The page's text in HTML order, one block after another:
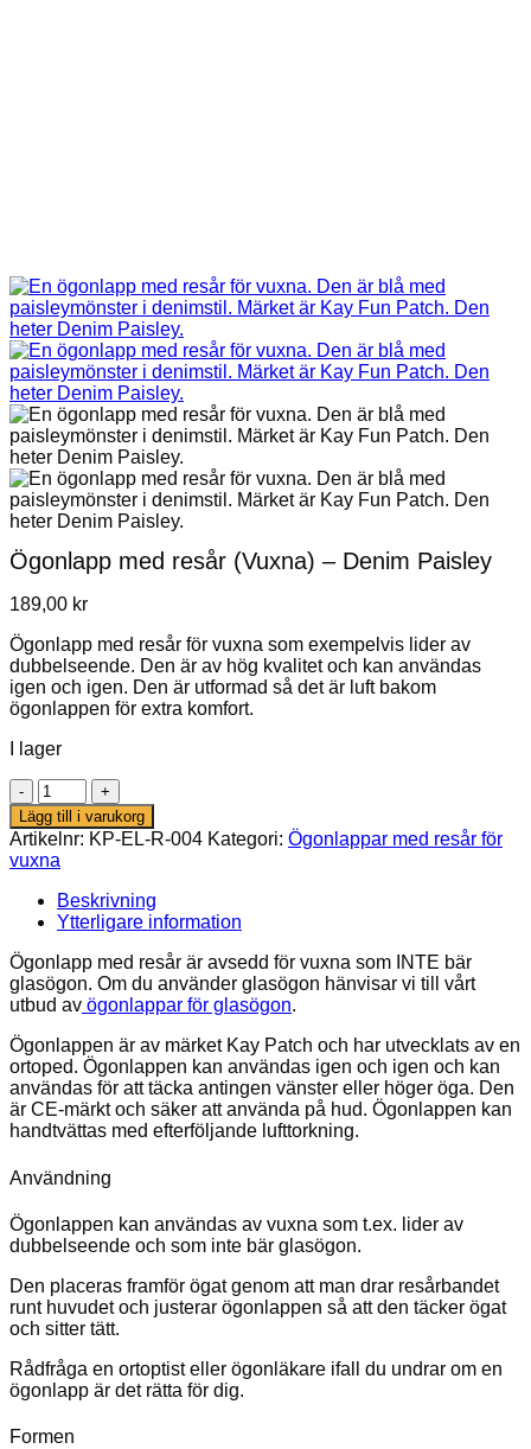
Ögonlapp med resår (Vuxna) – Denim Paisley
189,00 kr
Ögonlapp med resår för vuxna som exempelvis lider av
dubbelseende. Den är av hög kvalitet och kan användas
igen och igen. Den är utformad så det är luft bakom
ögonlappen för extra komfort.
I lager
Ögonlapp
med
resår
(Vuxna)
–
Denim
Paisley
mängd
Lägg till i varukorg
Artikelnr: KP-EL-R-004 Kategori: Ögonlappar med resår för
vuxna
Beskrivning
Ytterligare information
Ögonlapp med resår är avsedd för vuxna som INTE bär
glasögon. Om du använder glasögon hänvisar vi till vårt
utbud av ögonlappar för glasögon.
Ögonlappen är av märket Kay Patch och har utvecklats av en
ortoped. Ögonlappen kan användas igen och igen och kan
användas för att täcka antingen vänster eller höger öga. Den
är CE-märkt och säker att använda på hud. Ögonlappen kan
handtvättas med efterföljande lufttorkning.
Användning
Ögonlappen kan användas av vuxna som t.ex. lider av
dubbelseende och som inte bär glasögon.
Den placeras framför ögat genom att man drar resårbandet
runt huvudet och justerar ögonlappen så att den täcker ögat
och sitter tätt.
Rådfråga en ortoptist eller ögonläkare ifall du undrar om en
ögonlapp är det rätta för dig.
Formen